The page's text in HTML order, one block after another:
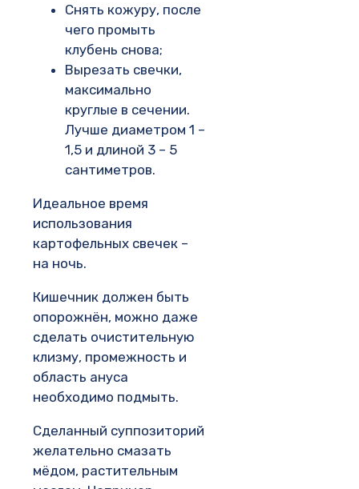
Снять кожуру, после
чего промыть
клубень снова;
Вырезать свечки,
максимально
круглые в сечении.
Лучше диаметром 1 –
1,5 и длиной 3 – 5
сантиметров.
Идеальное время
использования
картофельных свечек –
на ночь.
Кишечник должен быть
опорожнён, можно даже
сделать очистительную
клизму, промежность и
область ануса
необходимо подмыть.
Сделанный суппозиторий
желательно смазать
мёдом, растительным